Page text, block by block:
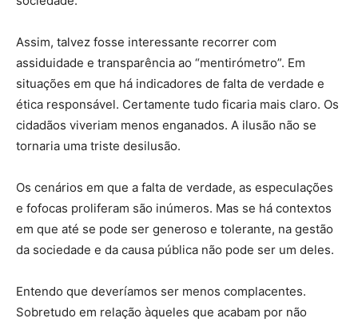
Assim, talvez fosse interessante recorrer com
assiduidade e transparência ao “mentirómetro”. Em
situações em que há indicadores de falta de verdade e
ética responsável. Certamente tudo ficaria mais claro. Os
cidadãos viveriam menos enganados. A ilusão não se
tornaria uma triste desilusão.
Os cenários em que a falta de verdade, as especulações
e fofocas proliferam são inúmeros. Mas se há contextos
em que até se pode ser generoso e tolerante, na gestão
da sociedade e da causa pública não pode ser um deles.
Entendo que deveríamos ser menos complacentes.
Sobretudo em relação àqueles que acabam por não